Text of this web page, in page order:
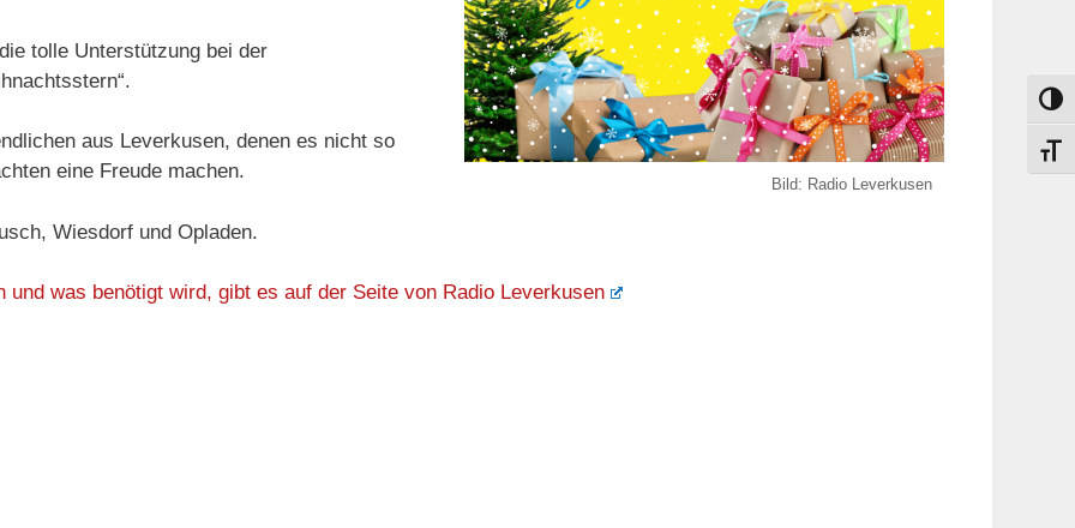
Bild: Radio Leverkusen
tolle Unterstützung bei der
aus Leverkusen, denen es nicht so
eine Freude machen.
Wiesdorf und Opladen.
und was benötigt wird, gibt es auf der Seite von Radio Leverkusen